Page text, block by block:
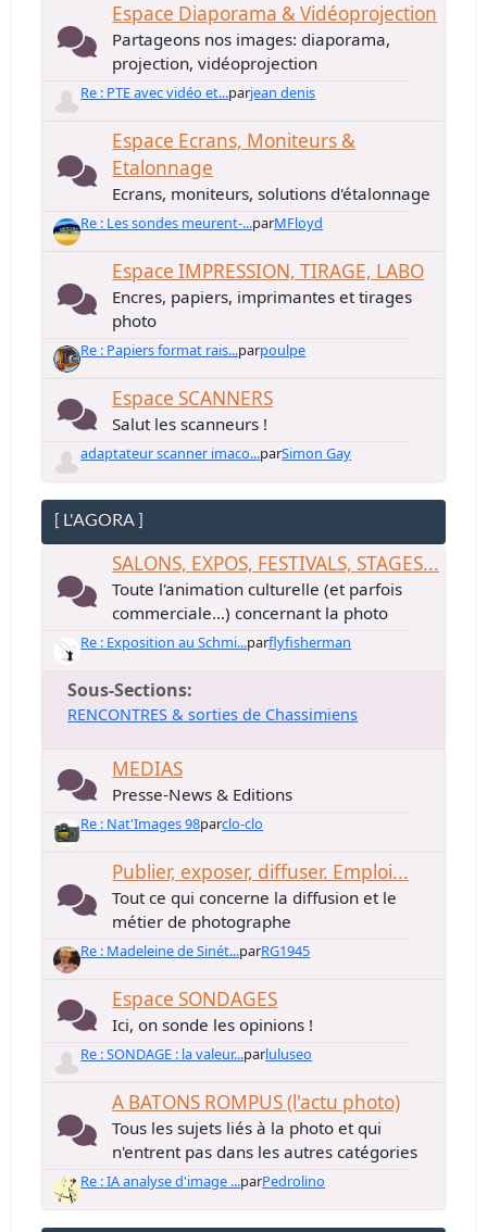
Espace Diaporama & Vidéoprojection
Partageons nos images: diaporama,
projection, vidéoprojection
Re : PTE avec vidéo et...parjean denis
Espace Ecrans, Moniteurs &
Etalonnage
Ecrans, moniteurs, solutions d'étalonnage
Re : Les sondes meurent-...parMFloyd
Espace IMPRESSION, TIRAGE, LABO
Encres, papiers, imprimantes et tirages
photo
Re : Papiers format rais...parpoulpe
Espace SCANNERS
Salut les scanneurs !
adaptateur scanner imaco...parSimon Gay
[ L'AGORA ]
SALONS, EXPOS, FESTIVALS, STAGES...
Toute l'animation culturelle (et parfois
commerciale...) concernant la photo
Re : Exposition au Schmi...parflyfisherman
Sous-Sections
RENCONTRES & sorties de Chassimiens
MEDIAS
Presse-News & Editions
Re : Nat'Images 98parclo-clo
Publier, exposer, diffuser. Emploi...
Tout ce qui concerne la diffusion et le
métier de photographe
Re : Madeleine de Sinét...parRG1945
Espace SONDAGES
Ici, on sonde les opinions !
Re : SONDAGE : la valeur...parluluseo
A BATONS ROMPUS (l'actu photo)
Tous les sujets liés à la photo et qui
n'entrent pas dans les autres catégories
Re : IA analyse d'image ...parPedrolino